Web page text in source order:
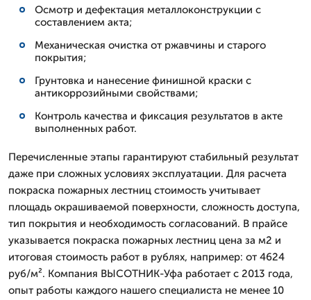
Осмотр и дефектация металлоконструкции с
составлением акта;
Механическая очистка от ржавчины и старого
покрытия;
Грунтовка и нанесение финишной краски с
антикоррозийными свойствами;
Контроль качества и фиксация результатов в акте
выполненных работ.
Перечисленные этапы гарантируют стабильный результат
даже при сложных условиях эксплуатации. Для расчета
покраска пожарных лестниц стоимость учитывает
площадь окрашиваемой поверхности, сложность доступа,
тип покрытия и необходимость согласований. В прайсе
указывается покраска пожарных лестниц цена за м2 и
итоговая стоимость работ в рублях, например: от 4624
руб/м². Компания ВЫСОТНИК-Уфа работает с 2013 года,
опыт работы каждого нашего специалиста не менее 10